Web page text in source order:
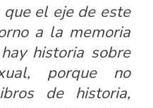
el eje de este
a la memoria
historia sobre
porque no
de historia,